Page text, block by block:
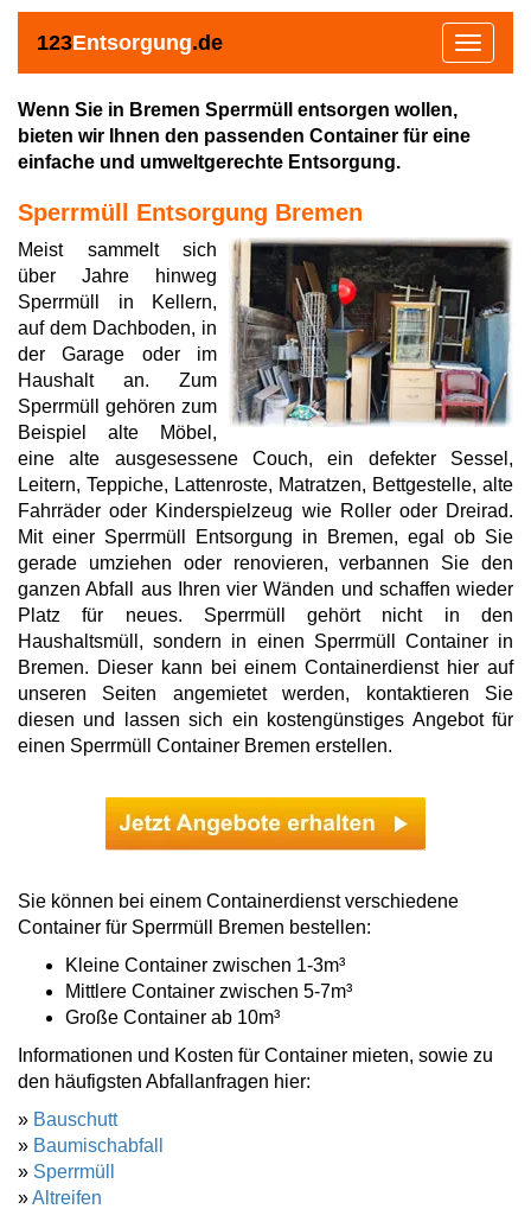
123Entsorgung.de
Toggle
Wenn Sie in Bremen Sperrmüll entsorgen wollen,
bieten wir Ihnen den passenden Container für eine
einfache und umweltgerechte Entsorgung.
Sperrmüll Entsorgung Bremen
Meist sammelt sich
über Jahre hinweg
Sperrmüll in Kellern,
auf dem Dachboden, in
der Garage oder im
Haushalt an. Zum
Sperrmüll gehören zum
Beispiel alte Möbel,
eine alte ausgesessene Couch, ein defekter Sessel,
Leitern, Teppiche, Lattenroste, Matratzen, Bettgestelle, alte
Fahrräder oder Kinderspielzeug wie Roller oder Dreirad.
Mit einer Sperrmüll Entsorgung in Bremen, egal ob Sie
gerade umziehen oder renovieren, verbannen Sie den
ganzen Abfall aus Ihren vier Wänden und schaffen wieder
Platz für neues. Sperrmüll gehört nicht in den
Haushaltsmüll, sondern in einen Sperrmüll Container in
Bremen. Dieser kann bei einem Containerdienst hier auf
unseren Seiten angemietet werden, kontaktieren Sie
diesen und lassen sich ein kostengünstiges Angebot für
einen Sperrmüll Container Bremen erstellen.
Sie können bei einem Containerdienst verschiedene
Container für Sperrmüll Bremen bestellen:
Kleine Container zwischen 1-3m³
Mittlere Container zwischen 5-7m³
Große Container ab 10m³
Informationen und Kosten für Container mieten, sowie zu
den häufigsten Abfallanfragen hier:
» Bauschutt
» Baumischabfall
» Sperrmüll
»Altreifen